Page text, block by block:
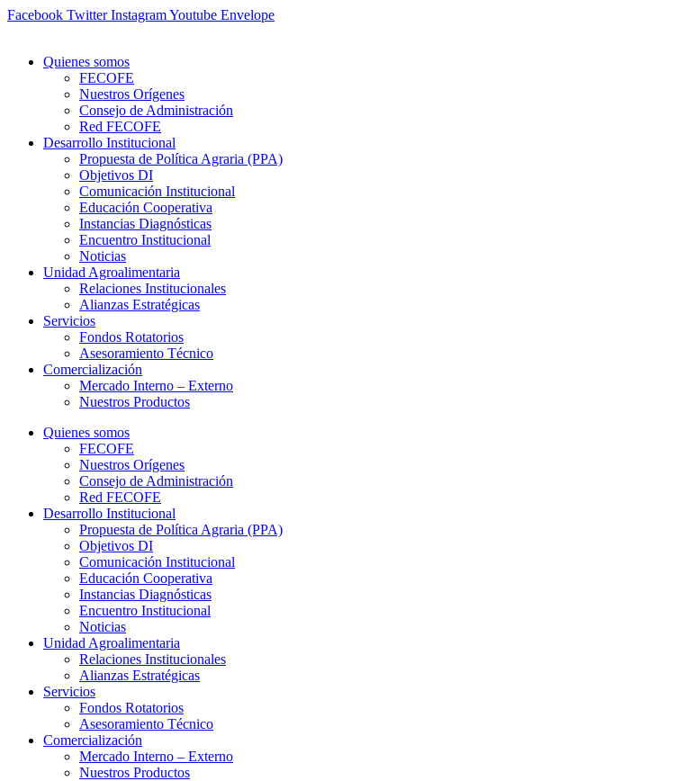
Ir
Facebook Twitter InstagramYoutube Envelope
Quienes somos
FECOFE
Nuestros Orígenes
Consejo de Administración
Red FECOFE
Desarrollo Institucional
Propuesta de Política Agraria (PPA)
Objetivos DI
Comunicación Institucional
Educación Cooperativa
Instancias Diagnósticas
Encuentro Institucional
Noticias
Unidad Agroalimentaria
Relaciones Institucionales
Alianzas Estratégicas
Servicios
Fondos Rotatorios
Asesoramiento Técnico
Comercialización
Mercado Interno – Externo
Nuestros Productos
Quienes somos
FECOFE
Nuestros Orígenes
Consejo de Administración
Red FECOFE
Desarrollo Institucional
Propuesta de Política Agraria (PPA)
Objetivos DI
Comunicación Institucional
Educación Cooperativa
Instancias Diagnósticas
Encuentro Institucional
Noticias
Unidad Agroalimentaria
Relaciones Institucionales
Alianzas Estratégicas
Servicios
Fondos Rotatorios
Asesoramiento Técnico
Comercialización
Mercado Interno – Externo
Nuestros Productos